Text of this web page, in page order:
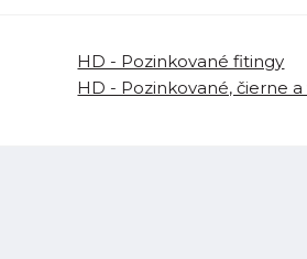
HD - Pozinkované fitingy
HD - Pozinkované, čierne